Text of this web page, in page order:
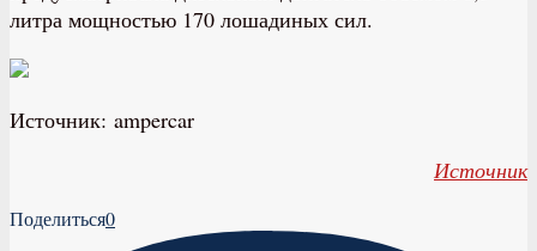
литра мощностью 170 лошадиных сил.
Источник: ampercar
Источник
Поделиться0